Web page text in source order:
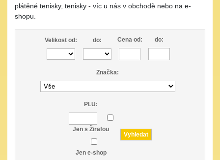
plátěné tenisky, tenisky - víc u nás v obchodě nebo na e-
shopu.
Velikost od: do: Cena od: do:
Značka:
PLU:
Jen s Žirafou
Jen e-shop